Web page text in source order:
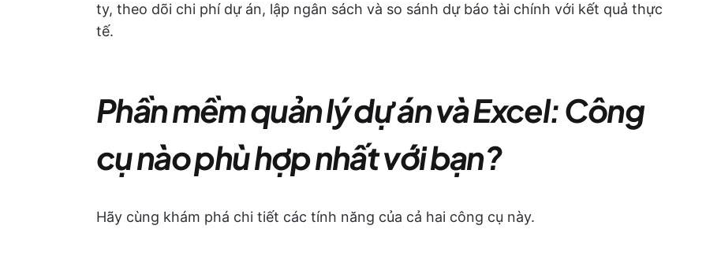
ty, theo dõi chi phí dự án, lập ngân sách và so sánh dự báo tài chính với kết quả thực
tế.
Phần mềm quản lý dự án và Excel: Công
cụ nào phù hợp nhất với bạn?
Hãy cùng khám phá chi tiết các tính năng của cả hai công cụ này.